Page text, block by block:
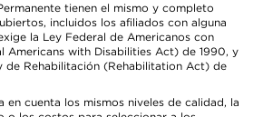
tienen el mismo y completo
incluidos los afiliados con alguna
la Ley Federal de Americanos con
Americans with Disabilities Act) de 1990, y
de Rehabilitación (Rehabilitation Act) de
en cuenta los mismos niveles de calidad, la